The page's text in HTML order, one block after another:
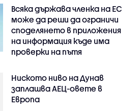
Всяка държава членка на ЕС
може да реши да ограничи
споделянето в приложения
на информация къде има
проверки на пътя
Ниското ниво на Дунав
заплашва АЕЦ-овете в
Европа